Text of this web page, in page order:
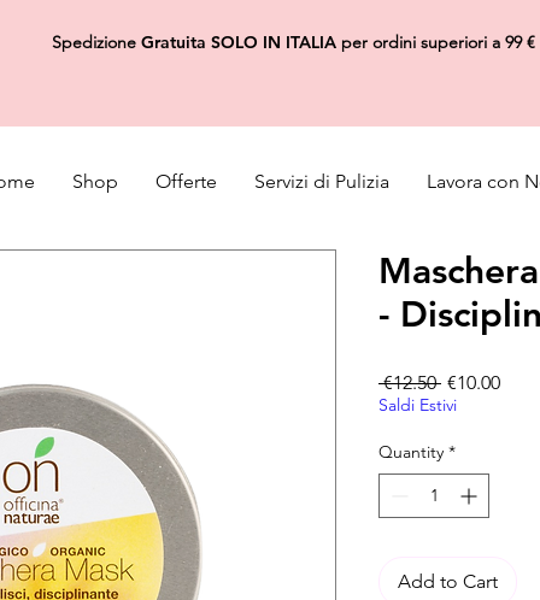
Spedizione Gratuita SOLO IN ITALIAper ordini superiori a 99 €
Shop Offerte Servizi di Pulizia Lavora con
-
€12.50 Regular Price
€10.00Sale
Saldi Estivi
Quantity *
Add to Cart